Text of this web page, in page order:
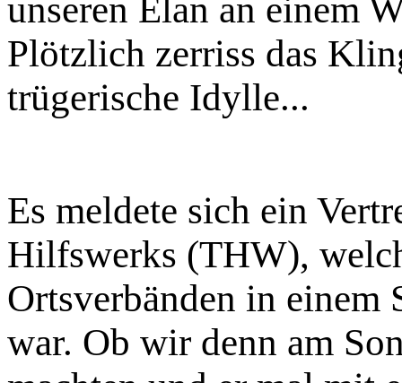
unseren Elan an einem
Plötzlich zerriss das
trügerische Idylle...
Es meldete sich ein
Hilfswerks (THW),
Ortsverbänden in einem
war. Ob wir denn am